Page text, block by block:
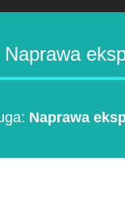
Naprawa
Naprawa